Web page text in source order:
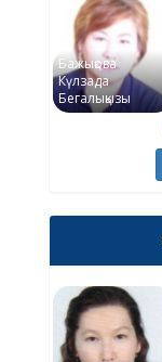
Бажықова
Күлзада
Бегалықызы